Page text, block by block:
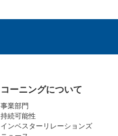
コーニングについて
事業部門
持続可能性
インベスターリレーションズ